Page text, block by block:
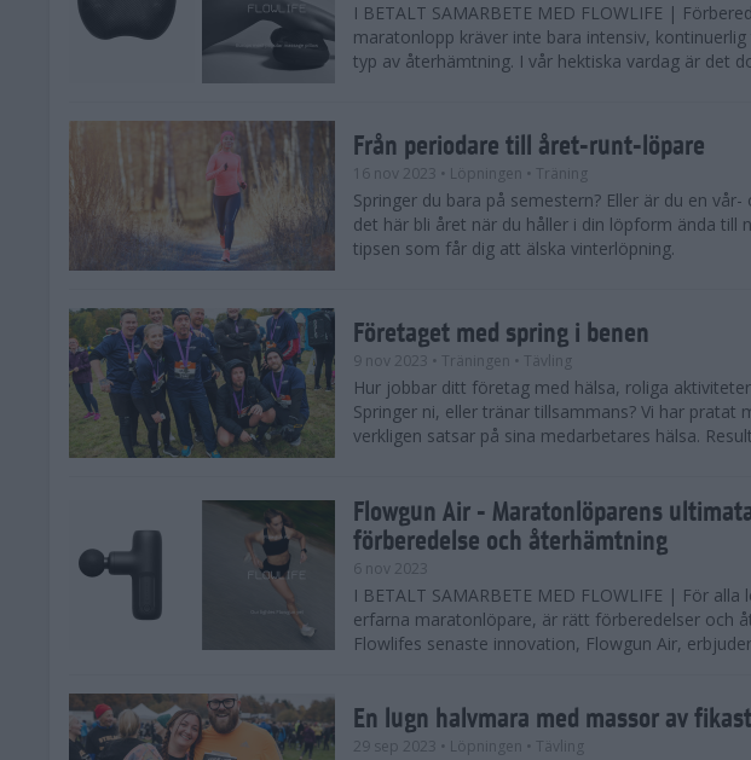
I BETALT SAMARBETE MED FLOWLIFE |
maratonlopp kräver inte bara intensiv,
typ av återhämtning. I vår hektiska vardag är det
Från periodare till året-runt-löpare
16 nov 2023 • Löpningen • Träning
Springer du bara på semestern? Eller är du en
det här bli året när du håller i din löpform ända till
tipsen som får dig att älska vinterlöpning.
Företaget med spring i benen
9 nov 2023 • Träningen • Tävling
Hur jobbar ditt företag med hälsa, roliga
Springer ni, eller tränar tillsammans? Vi har pratat
verkligen satsar på sina medarbetares hälsa.
Flowgun Air - Maratonlöparens
förberedelse och återhämtning
6 nov 2023
I BETALT SAMARBETE MED FLOWLIFE | För
erfarna maratonlöpare, är rätt förberedelser och
Flowlifes senaste innovation, Flowgun Air,
En lugn halvmara med massor av
29 sep 2023 • Löpningen • Tävling